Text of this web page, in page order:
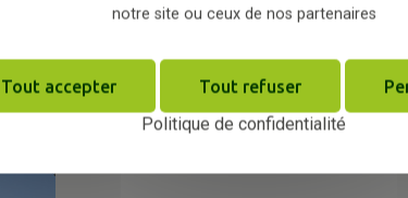
pour éviter tout écoulement des jus et
notre site ou ceux de nos partenaires
Tout accepter Tout refuser
Politique de confidentialité